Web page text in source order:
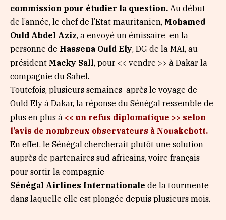
commission pour étudier la question. Au début
de l’année, le chef de l’Etat mauritanien, Mohamed
Ould Abdel Aziz, a envoyé un émissaire en la
personne de Hassena Ould Ely, DG de la MAI, au
président Macky Sall, pour << vendre >> à Dakar la
compagnie du Sahel.
Toutefois, plusieurs semaines après le voyage de
Ould Ely à Dakar, la réponse du Sénégal ressemble de
plus en plus à << un refus diplomatique >> selon
l’avis de nombreux observateurs à Nouakchott.
En effet, le Sénégal chercherait plutôt une solution
auprès de partenaires sud africains, voire français
pour sortir la compagnie
Sénégal Airlines Internationale de la tourmente
dans laquelle elle est plongée depuis plusieurs mois.